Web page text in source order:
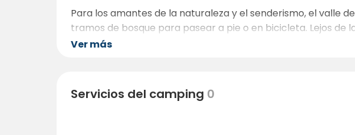
Para los amantes de la naturaleza y el senderismo, el valle
tramos de bosque para pasear a pie o en bicicleta. Lejos de
suficientemente céntrico como para hacer excursiones de
Ver más
Servicios del camping 0